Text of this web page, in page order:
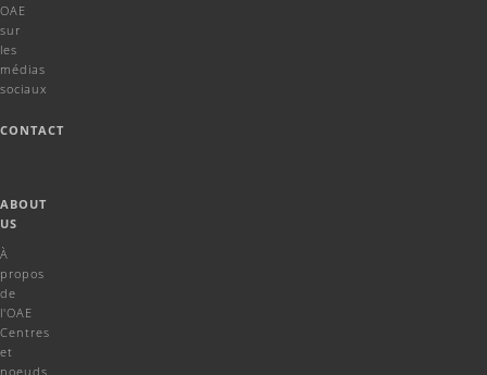
OAE
sur
les
médias
sociaux
CONTACT
ABOUT
US
À
propos
de
l'OAE
Centres
et
noeuds